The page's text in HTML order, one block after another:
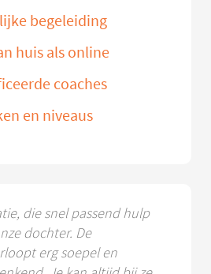
begeleiding
huis als online
coaches
en niveaus
die snel passend hulp
dochter. De
erg soepel en